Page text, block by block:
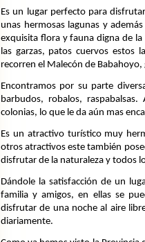
Es un lugar perfecto para
unas hermosas lagunas y
exquisita flora y fauna digna de
las garzas, patos cuervos estos
recorren el Malecón de
Encontramos por su parte
barbudos, robalos,
colonias, lo que le da aún mas
Es un atractivo turístico muy
otros atractivos este también
disfrutar de la naturaleza y todos
Dándole la satisfacción de un
familia y amigos, en ellas se
disfrutar de una noche al aire
diariamente.